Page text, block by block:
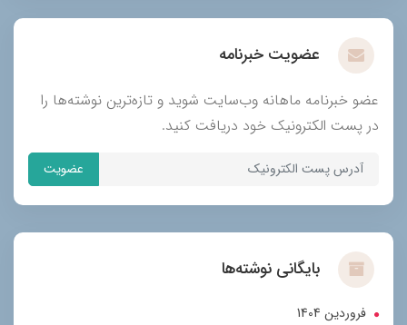
عضویت خبرنامه
عضو خبرنامه ماهانه وب‌سایت شوید و تازه‌ترین نوشته‌ها را
در پست الکترونیک خود دریافت کنید.
عضویت
بایگانی نوشته‌ها
فروردین 1404